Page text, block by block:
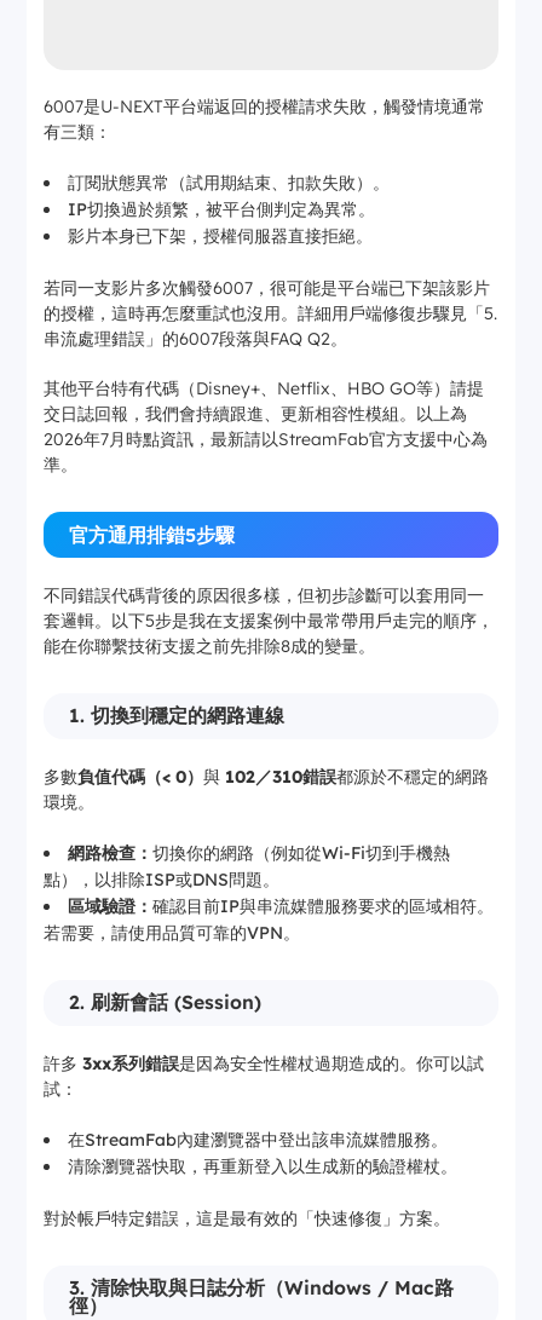
6007是U-NEXT平台端返回的授權請求失敗，觸發情境通常
有三類：
訂閱狀態異常（試用期結束、扣款失敗）。
IP切換過於頻繁，被平台側判定為異常。
影片本身已下架，授權伺服器直接拒絕。
若同一支影片多次觸發6007，很可能是平台端已下架該影片
的授權，這時再怎麼重試也沒用。詳細用戶端修復步驟見「5.
串流處理錯誤」的6007段落與FAQ Q2。
其他平台特有代碼（Disney+、Netflix、HBO GO等）請提
交日誌回報，我們會持續跟進、更新相容性模組。以上為
2026年7月時點資訊，最新請以StreamFab官方支援中心為
準。
官方通用排錯5步驟
不同錯誤代碼背後的原因很多樣，但初步診斷可以套用同一
套邏輯。以下5步是我在支援案例中最常帶用戶走完的順序，
能在你聯繫技術支援之前先排除8成的變量。
1. 切換到穩定的網路連線
多數負值代碼（< 0）與 102／310錯誤都源於不穩定的網路
環境。
網路檢查：切換你的網路（例如從Wi-Fi切到手機熱
點），以排除ISP或DNS問題。
區域驗證：確認目前IP與串流媒體服務要求的區域相符。
若需要，請使用品質可靠的VPN。
2. 刷新會話 (Session)
許多3xx系列錯誤是因為安全性權杖過期造成的。你可以試
試：
在StreamFab內建瀏覽器中登出該串流媒體服務。
清除瀏覽器快取，再重新登入以生成新的驗證權杖。
對於帳戶特定錯誤，這是最有效的「快速修復」方案。
3. 清除快取與日誌分析（Windows / Mac路
徑）